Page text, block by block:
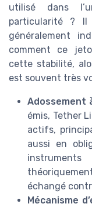
utilisé dans
particularité ?
généralement
comment ce
cette stabilité,
est souvent très
Adossement
émis, Tether
actifs,
aussi en
échangé
Mécanisme